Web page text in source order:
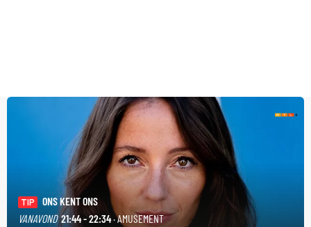
TIP
ONS KENT ONS
VANAVOND 21:44 - 22:34· AMUSEMENT